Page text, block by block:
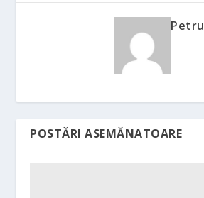
Petru
POSTĂRI ASEMĂNATOARE